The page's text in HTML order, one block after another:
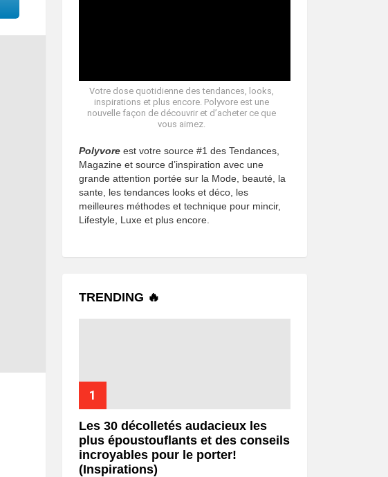
Votre dose quotidienne des tendances, looks,
inspirations et plus encore. Polyvore est une
nouvelle façon de découvrir et d’acheter ce que
vous aimez.
Polyvore est votre source #1 des Tendances,
Magazine et source d’inspiration avec une
grande attention portée sur la Mode, beauté, la
sante, les tendances looks et déco, les
meilleures méthodes et technique pour mincir,
Lifestyle, Luxe et plus encore.
TRENDING 🔥
Les 30 décolletés audacieux les
plus époustouflants et des conseils
incroyables pour le porter!
(Inspirations)